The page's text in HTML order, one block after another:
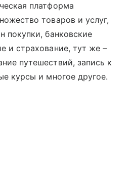
платформа
товаров и услуг,
покупки, банковские
и страхование, тут же –
путешествий, запись к
курсы и многое другое.